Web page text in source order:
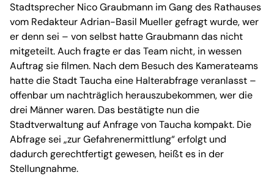
Stadtsprecher Nico Graubmann im Gang des Rathauses
vom Redakteur Adrian-Basil Mueller gefragt wurde, wer
er denn sei – von selbst hatte Graubmann das nicht
mitgeteilt. Auch fragte er das Team nicht, in wessen
Auftrag sie filmen. Nach dem Besuch des Kamerateams
hatte die Stadt Taucha eine Halterabfrage veranlasst –
offenbar um nachträglich herauszubekommen, wer die
drei Männer waren. Das bestätigte nun die
Stadtverwaltung auf Anfrage von Taucha kompakt. Die
Abfrage sei „zur Gefahrenermittlung“ erfolgt und
dadurch gerechtfertigt gewesen, heißt es in der
Stellungnahme.